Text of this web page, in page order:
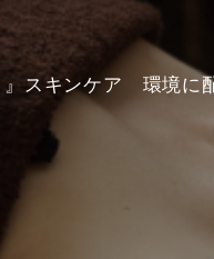
』スキンケア 環境に